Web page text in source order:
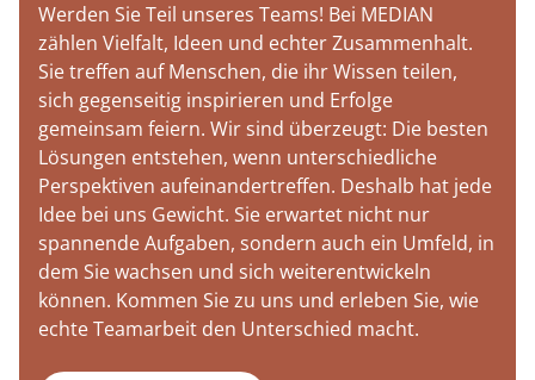
Werden Sie Teil unseres Teams! Bei MEDIAN
zählen Vielfalt, Ideen und echter Zusammenhalt.
Sie treffen auf Menschen, die ihr Wissen teilen,
sich gegenseitig inspirieren und Erfolge
gemeinsam feiern. Wir sind überzeugt: Die besten
Lösungen entstehen, wenn unterschiedliche
Perspektiven aufeinandertreffen. Deshalb hat jede
Idee bei uns Gewicht. Sie erwartet nicht nur
spannende Aufgaben, sondern auch ein Umfeld, in
dem Sie wachsen und sich weiterentwickeln
können. Kommen Sie zu uns und erleben Sie, wie
echte Teamarbeit den Unterschied macht.